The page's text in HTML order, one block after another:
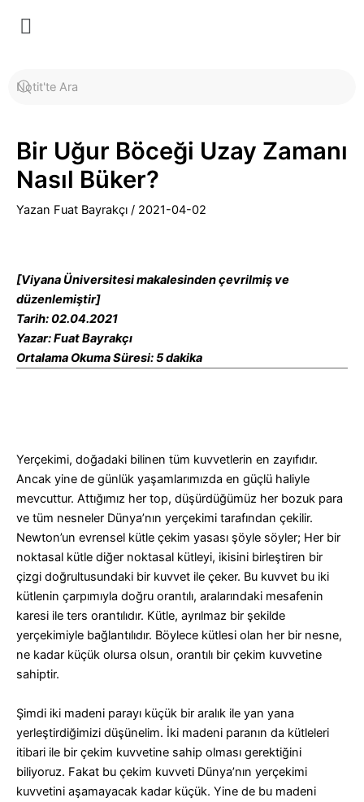
Menü
Bir Uğur Böceği Uzay Zamanı
Nasıl Büker?
Yazan Fuat Bayrakçı / 2021-04-02
[Viyana Üniversitesi makalesinden çevrilmiş ve
düzenlemiştir]
Tarih: 02.04.2021
Yazar: Fuat Bayrakçı
Ortalama Okuma Süresi: 5 dakika
Yerçekimi, doğadaki bilinen tüm kuvvetlerin en zayıfıdır.
Ancak yine de günlük yaşamlarımızda en güçlü haliyle
mevcuttur. Attığımız her top, düşürdüğümüz her bozuk para
ve tüm nesneler Dünya’nın yerçekimi tarafından çekilir.
Newton’un evrensel kütle çekim yasası şöyle söyler; Her bir
noktasal kütle diğer noktasal kütleyi, ikisini birleştiren bir
çizgi doğrultusundaki bir kuvvet ile çeker. Bu kuvvet bu iki
kütlenin çarpımıyla doğru orantılı, aralarındaki mesafenin
karesi ile ters orantılıdır. Kütle, ayrılmaz bir şekilde
yerçekimiyle bağlantılıdır. Böylece kütlesi olan her bir nesne,
ne kadar küçük olursa olsun, orantılı bir çekim kuvvetine
sahiptir.
Şimdi iki madeni parayı küçük bir aralık ile yan yana
yerleştirdiğimizi düşünelim. İki madeni paranın da kütleleri
itibari ile bir çekim kuvvetine sahip olması gerektiğini
biliyoruz. Fakat bu çekim kuvveti Dünya’nın yerçekimi
kuvvetini aşamayacak kadar küçük. Yine de bu madeni